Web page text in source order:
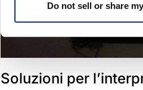
Do not sell or share
Soluzioni per